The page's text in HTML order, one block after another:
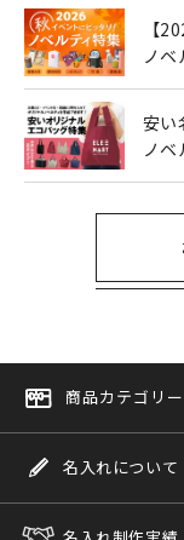
【
ノ
安い
ノ
商品カテゴリー
名入れについて